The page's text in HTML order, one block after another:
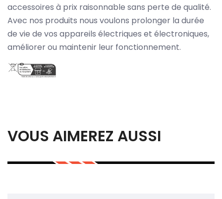
accessoires à prix raisonnable sans perte de qualité.
Avec nos produits nous voulons prolonger la durée
de vie de vos appareils électriques et électroniques,
améliorer ou maintenir leur fonctionnement.
VOUS AIMEREZ AUSSI